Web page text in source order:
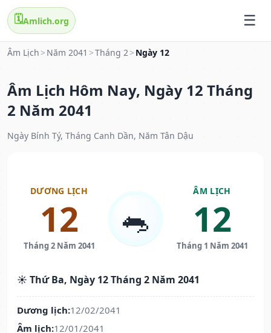
🗓️Amlich.org
Âm Lịch > Năm 2041 >Tháng 2> Ngày 12
Âm Lịch Hôm Nay, Ngày 12 Tháng
2 Năm 2041
Ngày Bính Tý, Tháng Canh Dần, Năm Tân Dậu
DƯƠNG LỊCH
12
Tháng 2 Năm 2041
🐀
ÂM LỊCH
12
Tháng 1 Năm 2041
☀️ Thứ Ba, Ngày 12 Tháng 2 Năm 2041
Dương lịch:12/02/2041
Âm lịch:12/01/2041